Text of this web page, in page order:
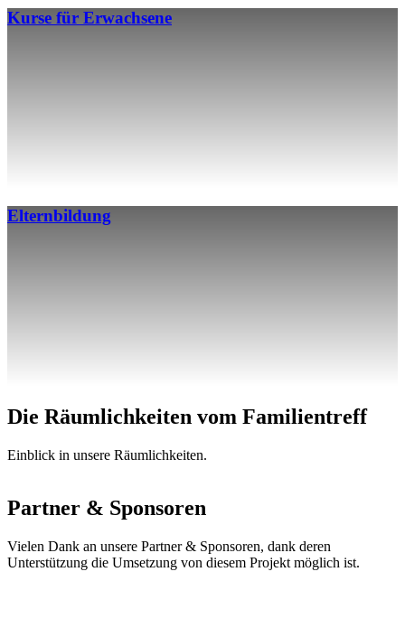
Kurse für Erwachsene
Elternbildung
Die Räumlichkeiten vom Familientreff
Einblick in unsere Räumlichkeiten.
Partner & Sponsoren
Vielen Dank an unsere Partner & Sponsoren, dank deren
Unterstützung die Umsetzung von diesem Projekt möglich ist.